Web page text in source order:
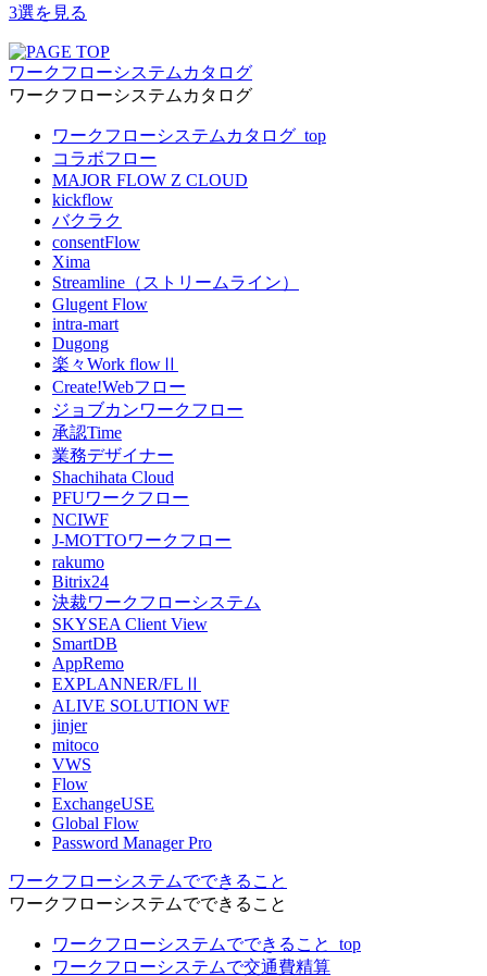
3選を見る
ワークフローシステムカタログ
ワークフローシステムカタログ
ワークフローシステムカタログ_top
コラボフロー
MAJOR FLOW Z CLOUD
kickflow
バクラク
consentFlow
Xima
Streamline（ストリームライン）
Glugent Flow
intra-mart
Dugong
楽々Work flowⅡ
Create!Webフロー
ジョブカンワークフロー
承認Time
業務デザイナー
Shachihata Cloud
PFUワークフロー
NCIWF
J-MOTTOワークフロー
rakumo
Bitrix24
決裁ワークフローシステム
SKYSEA Client View
SmartDB
AppRemo
EXPLANNER/FLⅡ
ALIVE SOLUTION WF
jinjer
mitoco
VWS
Flow
ExchangeUSE
Global Flow
Password Manager Pro
ワークフローシステムでできること
ワークフローシステムでできること
ワークフローシステムでできること_top
ワークフローシステムで交通費精算